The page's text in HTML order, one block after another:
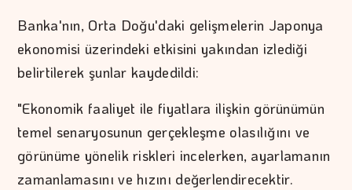
Banka'nın, Orta Doğu'daki gelişmelerin Japonya
ekonomisi üzerindeki etkisini yakından izlediği
belirtilerek şunlar kaydedildi:
"Ekonomik faaliyet ile fiyatlara ilişkin görünümün
temel senaryosunun gerçekleşme olasılığını ve
görünüme yönelik riskleri incelerken, ayarlamanın
zamanlamasını ve hızını değerlendirecektir.